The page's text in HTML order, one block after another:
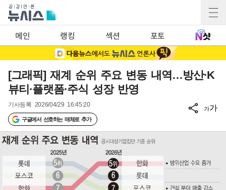
메인 랭킹 섹션 포토
[그래픽] 재계 순위 주요 변동 내역…방산·K
뷰티·플랫폼·주식 성장 반영
기사등록 2026/04/29 16:45:20
구글에서 선호하는 매체로 추가
가가